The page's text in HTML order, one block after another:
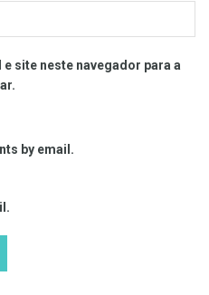
site neste navegador para a
by email.